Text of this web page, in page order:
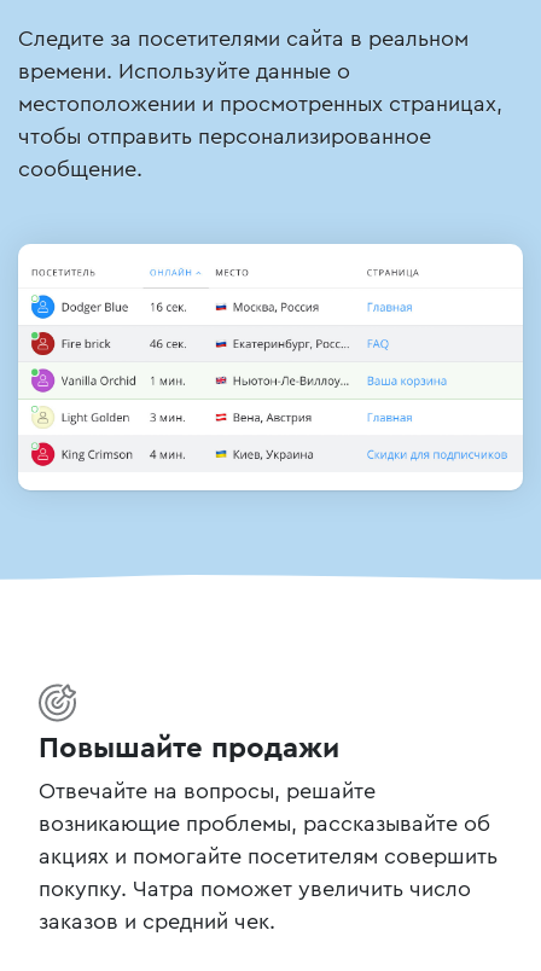
Следите за посетителями сайта в реальном
времени. Используйте данные о
местоположении и просмотренных страницах,
чтобы отправить персонализированное
сообщение.
Повышайте продажи
Отвечайте на вопросы, решайте
возникающие проблемы, рассказывайте об
акциях и помогайте посетителям совершить
покупку. Чатра поможет увеличить число
заказов и средний чек.